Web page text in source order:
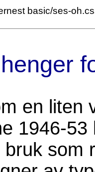
basic/ses-
en liten
1946-
som